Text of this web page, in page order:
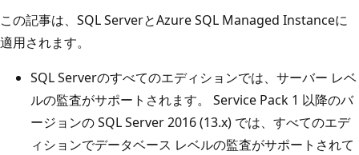
この記事は、SQL ServerとAzure SQL Managed Instanceに
適用されます。
SQL Serverのすべてのエディションでは、サーバー レベ
ルの監査がサポートされます。 Service Pack 1 以降のバ
ージョンの SQL Server 2016 (13.x) では、すべてのエデ
ィションでデータベース レベルの監査がサポートされて